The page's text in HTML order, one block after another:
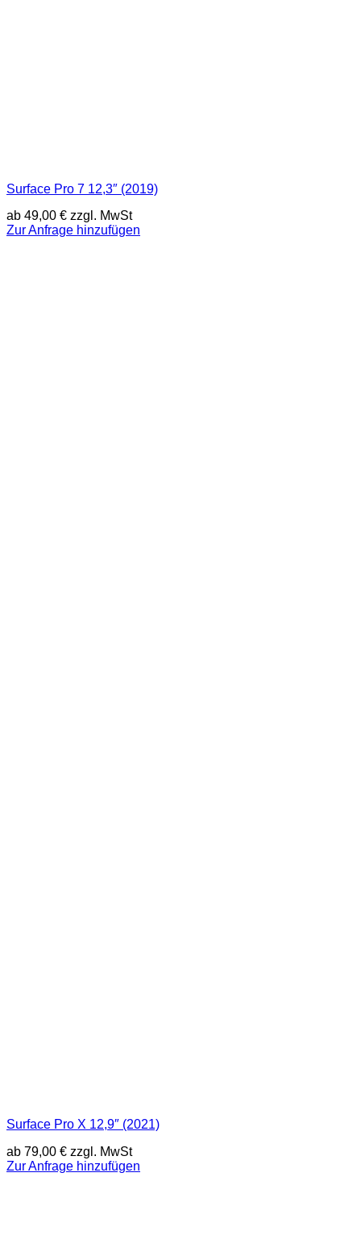
Surface Pro 7 12,3″ (2019)
ab 49,00 € zzgl. MwSt
Zur Anfrage hinzufügen
Surface Pro X 12,9″ (2021)
ab 79,00 € zzgl. MwSt
Zur Anfrage hinzufügen